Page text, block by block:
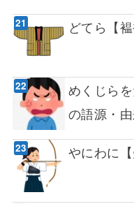
どてら【
めくじら
の語源・
やにわに